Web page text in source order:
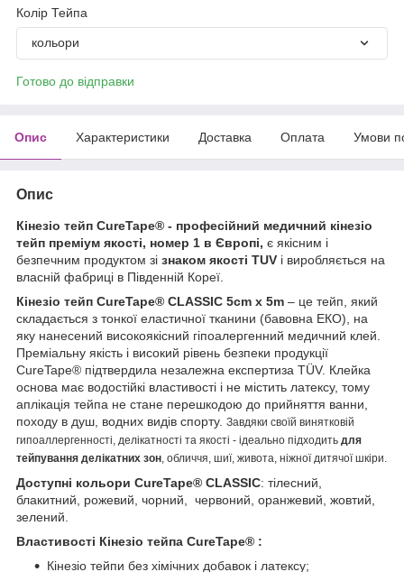
Колір Тейпа
кольори
Готово до відправки
Опис Характеристики Доставка Оплата Умови
Опис
Кінезіо тейп CureTape® - професійний медичний кінезіо
тейп преміум якості, номер 1 в Європі, є якісним і
безпечним продуктом зі знаком якості TUV і виробляється на
власній фабриці в Південній Кореї.
Кінезіо тейп CureTape® CLASSIC 5cm х 5m – це тейп, який
складається з тонкої еластичної тканини (бавовна ЕКО), на
яку нанесений високоякісний гіпоалергенний медичний клей.
Преміальну якість і високий рівень безпеки продукції
CureTape® підтвердила незалежна експертиза TÜV. Клейка
основа має водостійкі властивості і не містить латексу, тому
аплікація тейпа не стане перешкодою до прийняття ванни,
походу в душ, водних видів спорту. Завдяки своїй винятковій
гипоаллергенності, делікатності та якості - ідеально підходить для
тейпування делікатних зон , обличчя, шиї, живота, ніжної дитячої шкіри.
Доступні кольори CureTape® CLASSIC: тілесний,
блакитний, рожевий, чорний, червоний, оранжевий, жовтий,
зелений.
Властивості Кінезіо тейпа CureTape® :
Кінезіо тейпи без хімічних добавок і латексу;